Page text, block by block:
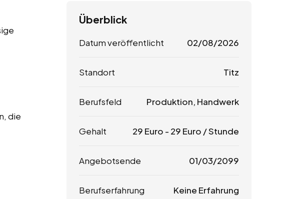
die
Überblick
Datum veröffentlicht 02/08/2026
Standort Titz
Berufsfeld Produktion, Handwerk
Gehalt 29 Euro - 29 Euro / Stunde
Angebotsende 01/03/2099
Berufserfahrung Keine Erfahrung